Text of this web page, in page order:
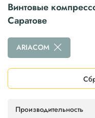
Винтовые
Саратове
Производительность
ARIACOM